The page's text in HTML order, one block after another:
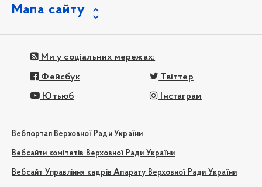
Мапа сайту
Ми у соціальних мережах:
Фейсбук Твіттер
Ютьюб Інстаграм
Вебпортал Верховної Ради України
Вебсайти комітетів Верховної Ради України
Вебсайт Управління кадрів Апарату Верховної Ради України